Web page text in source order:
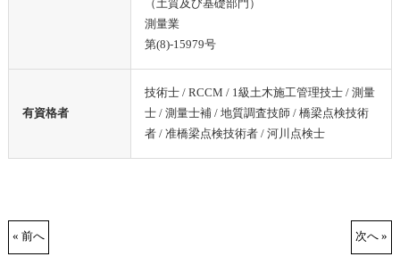
（土質及び基礎部門）
測量業
第(8)-15979号
有資格者
技術士 / RCCM / 1級土木施工管理技士 / 測量
士 / 測量士補 / 地質調査技師 / 橋梁点検技術
者 / 准橋梁点検技術者 / 河川点検士
« 前へ 次へ »